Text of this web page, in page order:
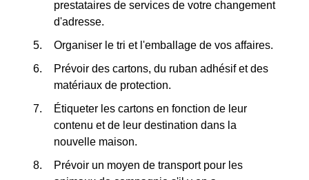
prestataires de services de votre changement
d'adresse.
Organiser le tri et l'emballage de vos affaires.
Prévoir des cartons, du ruban adhésif et des
matériaux de protection.
Étiqueter les cartons en fonction de leur
contenu et de leur destination dans la
nouvelle maison.
Prévoir un moyen de transport pour les